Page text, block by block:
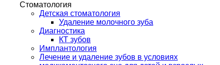
Стоматология
Детская стоматология
Удаление молочного зуба
Диагностика
КТ зубов
Имплантология
Лечение и удаление зубов в условиях